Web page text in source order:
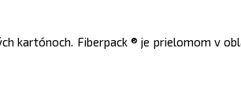
kartónoch. Fiberpack ® je prielomom v